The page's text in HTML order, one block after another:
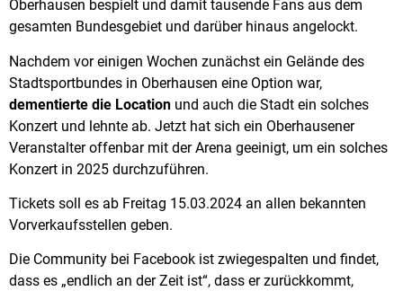
Oberhausen bespielt und damit tausende Fans aus dem
gesamten Bundesgebiet und darüber hinaus angelockt.
Nachdem vor einigen Wochen zunächst ein Gelände des
Stadtsportbundes in Oberhausen eine Option war,
dementierte die Location und auch die Stadt ein solches
Konzert und lehnte ab. Jetzt hat sich ein Oberhausener
Veranstalter offenbar mit der Arena geeinigt, um ein solches
Konzert in 2025 durchzuführen.
Tickets soll es ab Freitag 15.03.2024 an allen bekannten
Vorverkaufsstellen geben.
Die Community bei Facebook ist zwiegespalten und findet,
dass es „endlich an der Zeit ist“, dass er zurückkommt,